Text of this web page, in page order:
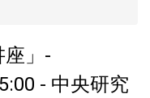
座」-
- 中央研究